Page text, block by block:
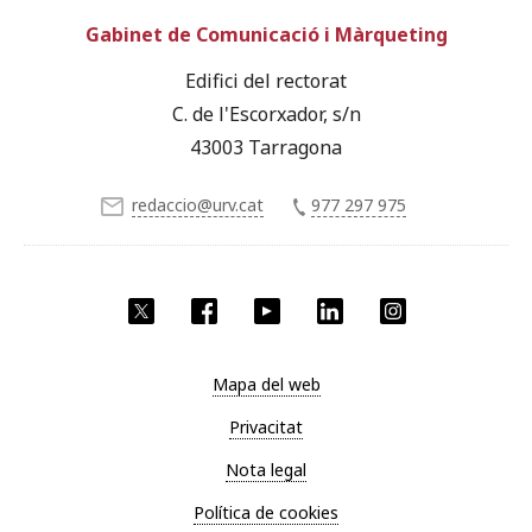
Facebook YouTube LinkedIn
Gabinet de Comunicació i Màrqueting
Edifici del rectorat
C. de l'Escorxador, s/n
43003 Tarragona
redaccio@urv.cat 977 297 975
Mapa del web
Privacitat
Nota legal
Política de cookies